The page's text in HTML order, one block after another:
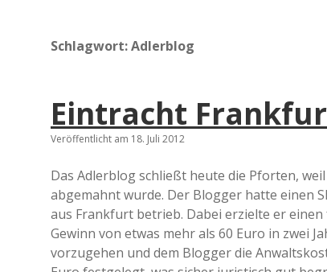
Schlagwort:Adlerblog
Eintracht
Veröffentlicht am 18. Juli 2012
Das Adlerblog schließt heute die Pforten,
abgemahnt wurde. Der Blogger hatte einen
aus Frankfurt betrieb. Dabei erzielte er
Gewinn von etwas mehr als 60 Euro in zwei
vorzugehen und dem Blogger die